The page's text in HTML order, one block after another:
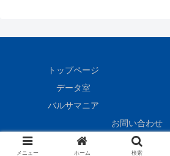
トップページ
データ室
バルサマニア
お問い合わせ
© 1999 BlauGrana.
メニュー ホーム 検索